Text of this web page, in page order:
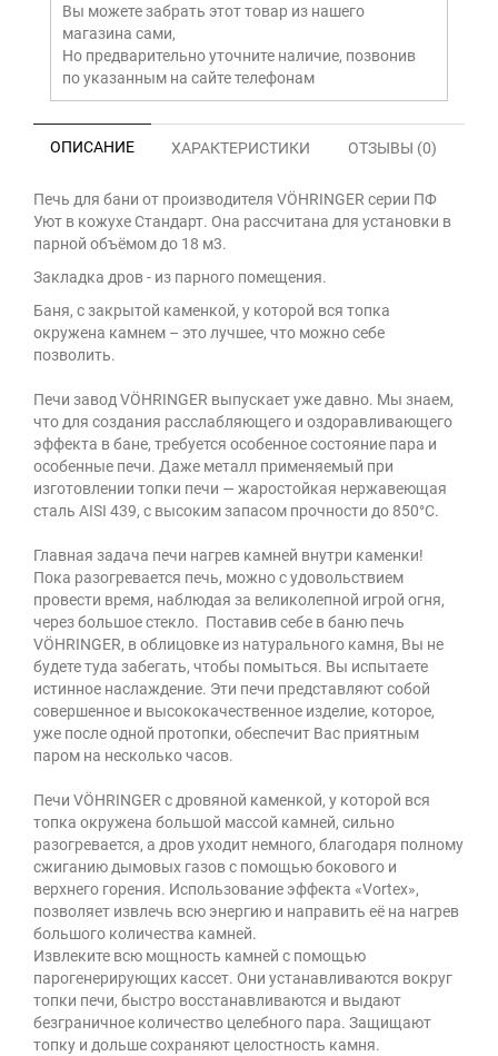
Вы можете забрать этот товар из нашего
магазина сами,
Но предварительно уточните наличие, позвонив
по указанным на сайте телефонам
ОПИСАНИЕ ХАРАКТЕРИСТИКИ ОТЗЫВЫ (0)
Печь для бани от производителя VÖHRINGER серии ПФ
Уют в кожухе Стандарт. Она рассчитана для установки в
парной объёмом до 18 м3.
Закладка дров - из парного помещения.
Баня, с закрытой каменкой, у которой вся топка
окружена камнем – это лучшее, что можно себе
позволить.
Печи завод VÖHRINGER выпускает уже давно. Мы знаем,
что для создания расслабляющего и оздоравливающего
эффекта в бане, требуется особенное состояние пара и
особенные печи. Даже металл применяемый при
изготовлении топки печи — жаростойкая нержавеющая
сталь AISI 439, с высоким запасом прочности до 850°С.
Главная задача печи нагрев камней внутри каменки!
Пока разогревается печь, можно с удовольствием
провести время, наблюдая за великолепной игрой огня,
через большое стекло. Поставив себе в баню печь
VÖHRINGER, в облицовке из натурального камня, Вы не
будете туда забегать, чтобы помыться. Вы испытаете
истинное наслаждение. Эти печи представляют собой
совершенное и высококачественное изделие, которое,
уже после одной протопки, обеспечит Вас приятным
паром на несколько часов.
Печи VÖHRINGER с дровяной каменкой, у которой вся
топка окружена большой массой камней, сильно
разогревается, а дров уходит немного, благодаря полному
сжиганию дымовых газов с помощью бокового и
верхнего горения. Использование эффекта «Vortex»,
позволяет извлечь всю энергию и направить её на нагрев
большого количества камней.
Извлеките всю мощность камней с помощью
парогенерирующих кассет. Они устанавливаются вокруг
топки печи, быстро восстанавливаются и выдают
безграничное количество целебного пара. Защищают
топку и дольше сохраняют целостность камня.